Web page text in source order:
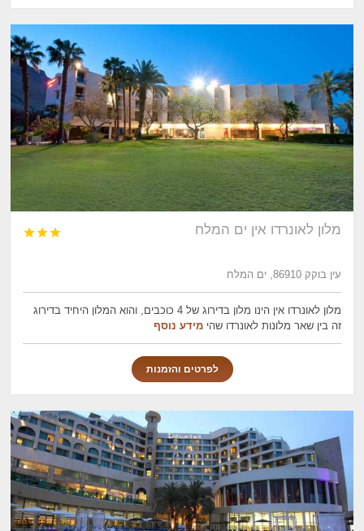
מלון לאונרדו אין ים המלח 


עין בוקק 86910, ים המלח
מלון לאונרדו אין הינו מלון בדירוג של 4 כוכבים, והוא המלון היחיד בדירוג
זה בין שאר מלונות לאונרדו שהימידע נוסף
לפרטים והזמנות